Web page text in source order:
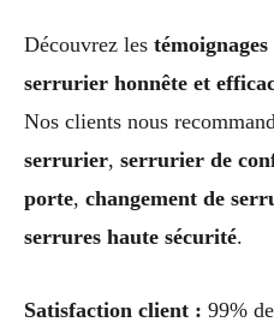
Découvrez les
serrurier honnête et
Nos clients nous
serrurier, serrurier de
porte, changement de
serrures haute sécurité.
Satisfaction client : 99%